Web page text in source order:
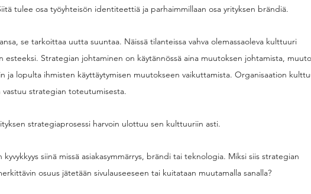
tulee osa työyhteisön identiteettiä ja parhaimmillaan osa yrityksen brändiä.
se tarkoittaa uutta suuntaa. Näissä tilanteissa vahva olemassaoleva kulttuuri
esteeksi. Strategian johtaminen on käytännössä aina muutoksen johtamista,
ja lopulta ihmisten käyttäytymisen muutokseen vaikuttamista. Organisaation
vastuu strategian toteutumisesta.
strategiaprosessi harvoin ulottuu sen kulttuuriin asti.
siinä missä asiakasymmärrys, brändi tai teknologia. Miksi siis strategian
osuus jätetään sivulauseeseen tai kuitataan muutamalla sanalla?